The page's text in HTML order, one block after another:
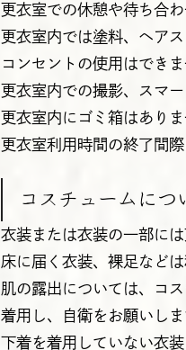
更衣室での休憩や待ち合わ
更衣室内では塗料、ヘア
コンセントの使用はできま
更衣室内での撮影、スマ
更衣室内にゴミ箱はあり
更衣室利用時間の終了間
コスチュームにつ
衣装または衣装の一部に
床に届く衣装、裸足など
肌の露出については、コ
着用し、自衛をお願いしま
下着を着用していない衣